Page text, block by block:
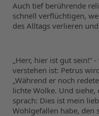
Auch tief berührende
schnell verflüchtigen,
des Alltags verlieren
„Herr, hier ist gut sein!“
verstehen ist: Petrus
„Während er noch
lichte Wolke. Und
sprach: Dies ist mein
Wohlgefallen habe, den